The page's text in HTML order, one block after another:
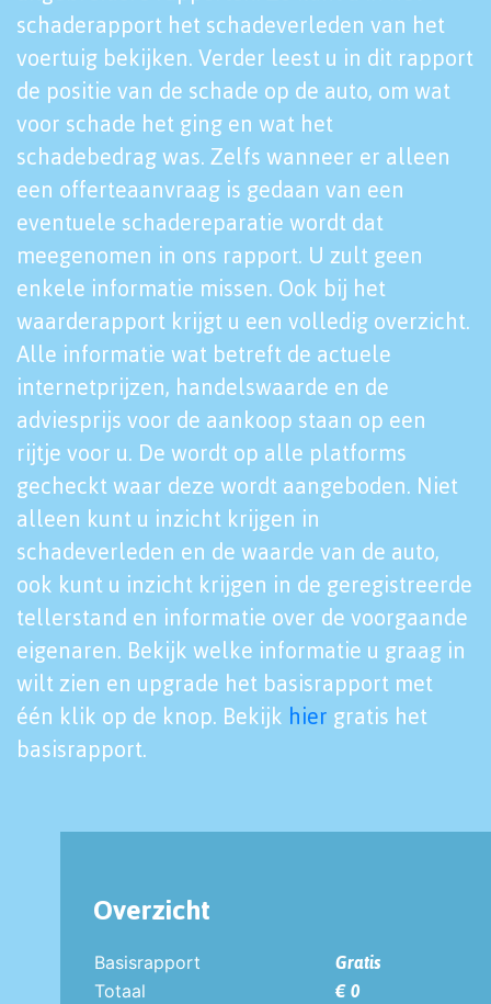
schaderapport het schadeverleden van het
voertuig bekijken. Verder leest u in dit rapport
de positie van de schade op de auto, om wat
voor schade het ging en wat het
schadebedrag was. Zelfs wanneer er alleen
een offerteaanvraag is gedaan van een
eventuele schadereparatie wordt dat
meegenomen in ons rapport. U zult geen
enkele informatie missen. Ook bij het
waarderapport krijgt u een volledig overzicht.
Alle informatie wat betreft de actuele
internetprijzen, handelswaarde en de
adviesprijs voor de aankoop staan op een
rijtje voor u. De wordt op alle platforms
gecheckt waar deze wordt aangeboden. Niet
alleen kunt u inzicht krijgen in
schadeverleden en de waarde van de auto,
ook kunt u inzicht krijgen in de geregistreerde
tellerstand en informatie over de voorgaande
eigenaren. Bekijk welke informatie u graag in
wilt zien en upgrade het basisrapport met
één klik op de knop. Bekijk hier gratis het
basisrapport.
Overzicht
Basisrapport
Gratis
Totaal
€ 0